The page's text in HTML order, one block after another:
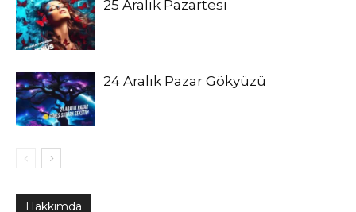
25 Aralık Pazartesi
24 Aralık Pazar Gökyüzü
Hakkımda